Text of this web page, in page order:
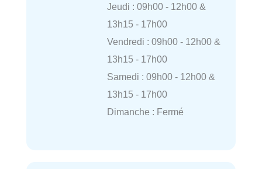
Jeudi : 09h00 - 12h00 &
13h15 - 17h00
Vendredi : 09h00 - 12h00 &
13h15 - 17h00
Samedi : 09h00 - 12h00 &
13h15 - 17h00
Dimanche : Fermé